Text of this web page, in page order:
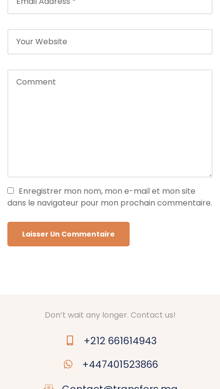
Enregistrer mon nom, mon e-mail et mon site
dans le navigateur pour mon prochain commentaire.
Don’t wait any longer. Contact us!
+212 661614943
+447401523866